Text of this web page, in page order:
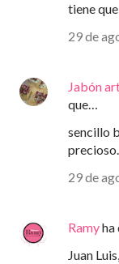
tiene
29 de
Jabón
que…
sencillo
precioso.
29 de
Ramyha
Juan